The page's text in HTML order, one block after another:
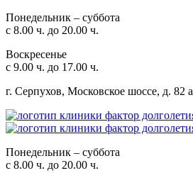
Понедельник – суббота
с 8.00 ч. до 20.00 ч.
Воскресенье
с 9.00 ч. до 17.00 ч.
г. Серпухов, Московское шоссе, д. 82 а
Понедельник – суббота
с 8.00 ч. до 20.00 ч.